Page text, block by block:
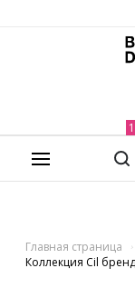
Главная страница
Коллекция Cil